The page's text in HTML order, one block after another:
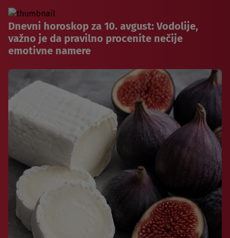
Dnevni horoskop za 10. avgust: Vodolije,
važno je da pravilno procenite nečije
emotivne namere